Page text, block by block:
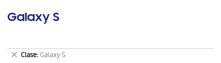
Galaxy S
Clase Galaxy S
Eliminar